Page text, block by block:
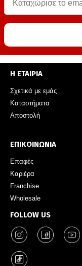
Η ΕΤΑΙΡΙΑ
Σχετικά με εμάς
Καταστήματα
Αποστολή
ΕΠΙΚΟΙΝΩΝΙΑ
Επαφές
Καριέρα
Franchise
Wholesale
FOLLOW US